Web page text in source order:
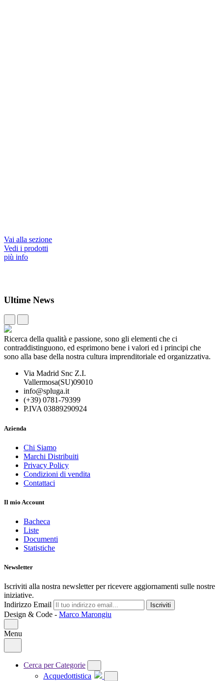
Vai alla sezione
Vedi i prodotti
più info
Ultime News
Ricerca della qualità e passione, sono gli elementi che ci
contraddistinguono, ed esprimono bene i valori ed i principi che
sono alla base della nostra cultura imprenditoriale ed organizzativa.
Via Madrid Snc Z.I.
Vallermosa(SU)09010
info@spluga.it
(+39) 0781-79399
P.IVA 03889290924
Azienda
Chi Siamo
Marchi Distribuiti
Privacy Policy
Condizioni di vendita
Contattaci
Il mio Account
Bacheca
Liste
Documenti
Statistiche
Newsletter
Iscriviti alla nostra newsletter per ricevere aggiornamenti sulle nostre
iniziative.
Indirizzo Email
Iscriviti
Design & Code - Marco Marongiu
Menu
Cerca per Categorie
Acquedottistica